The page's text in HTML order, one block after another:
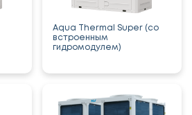
Aqua Thermal Super (со
встроенным
гидромодулем)